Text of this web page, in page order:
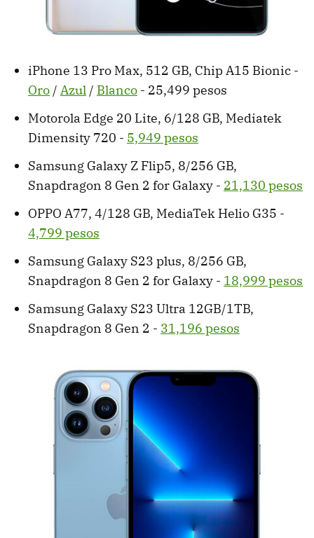
iPhone 13 Pro Max, 512 GB, Chip A15 Bionic -
Oro / Azul / Blanco - 25,499 pesos
Motorola Edge 20 Lite, 6/128 GB, Mediatek
Dimensity 720 - 5,949 pesos
Samsung Galaxy Z Flip5, 8/256 GB,
Snapdragon 8 Gen 2 for Galaxy - 21,130 pesos
OPPO A77, 4/128 GB, MediaTek Helio G35 -
4,799 pesos
Samsung Galaxy S23 plus, 8/256 GB,
Snapdragon 8 Gen 2 for Galaxy - 18,999 pesos
Samsung Galaxy S23 Ultra 12GB/1TB,
Snapdragon 8 Gen 2 - 31,196 pesos